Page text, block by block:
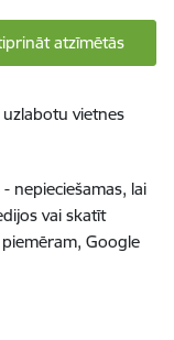
atzīmētās
uzlabotu vietnes
nepieciešamas, lai
vai skatīt
Google